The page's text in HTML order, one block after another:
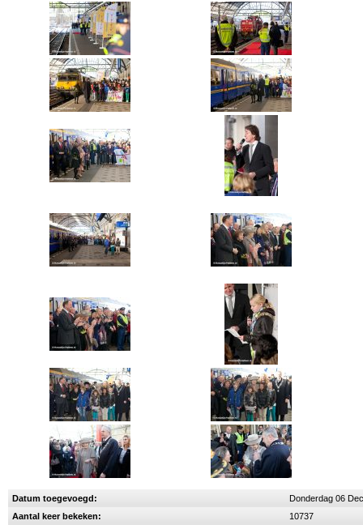
Datum toegevoegd:
Donderdag 06
Aantal keer bekeken:
10737